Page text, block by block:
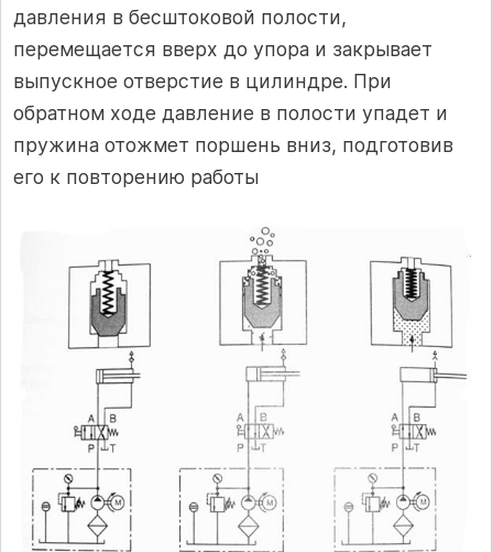
давления в бесштоковой полости,
перемещается вверх до упора и закрывает
выпускное отверстие в цилиндре. При
обратном ходе давление в полости упадет и
пружина отожмет поршень вниз, подготовив
его к повторению работы